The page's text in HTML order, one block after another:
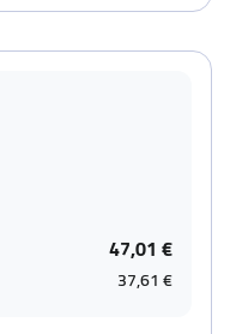
47,01 €
37,61 €